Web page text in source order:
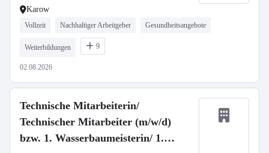
Karow
Vollzeit Nachhaltiger Arbeitgeber Gesundheitsangebote
Weiterbildungen 9
02.08.2026
Technische Mitarbeiterin/
Technischer Mitarbeiter (m/w/d)
bzw. 1. Wasserbaumeisterin/ 1.